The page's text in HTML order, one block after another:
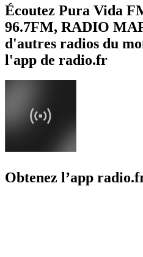
Écoutez Pura Vida
96.7FM, RADIO
d'autres radios du
l'app de radio.fr
Obtenez l’app